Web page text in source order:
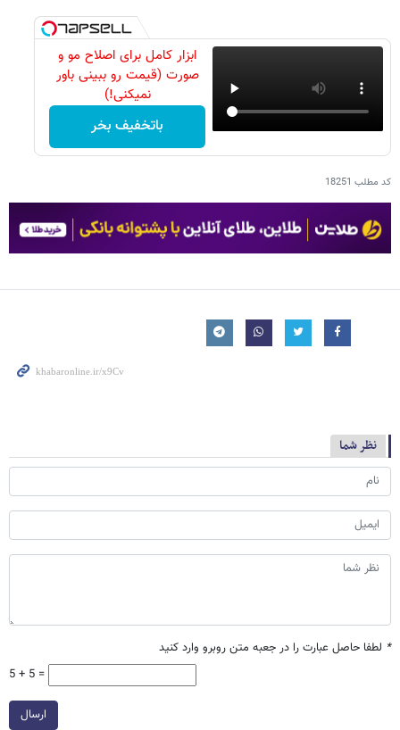
ابزار کامل برای اصلاح مو و
صورت (قیمت رو ببینی باور
نمیکنی!)
باتخفیف بخر
کد مطلب 18251
نظر شما
* لطفا حاصل عبارت را در جعبه متن روبرو وارد کنید
5 + 5 =
ارسال